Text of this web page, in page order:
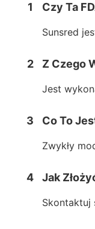
1 Czy Ta
Sunsred
2 Z Czego
Jest
3 Co To
Zwykły
4 Jak
Skontaktuj